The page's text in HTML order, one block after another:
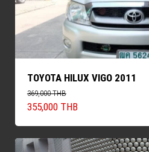
TOYOTA HILUX VIGO 2011
369,000 THB
355,000 THB